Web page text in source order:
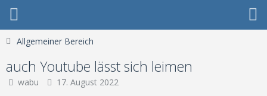
Allgemeiner Bereich
auch Youtube lässt sich leimen
wabu 17. August 2022